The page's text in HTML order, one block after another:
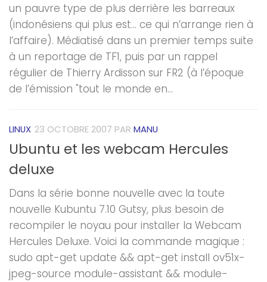
un pauvre type de plus derrière les barreaux
(indonésiens qui plus est… ce qui n’arrange rien à
l’affaire). Médiatisé dans un premier temps suite
à un reportage de TF1, puis par un rappel
régulier de Thierry Ardisson sur FR2 (à l’époque
de l’émission "tout le monde en...
LINUX 23 OCTOBRE 2007 PAR MANU
Ubuntu et les webcam Hercules
deluxe
Dans la série bonne nouvelle avec la toute
nouvelle Kubuntu 7.10 Gutsy, plus besoin de
recompiler le noyau pour installer la Webcam
Hercules Deluxe. Voici la commande magique :
sudo apt-get update && apt-get install ov51x-
jpeg-source module-assistant && module-